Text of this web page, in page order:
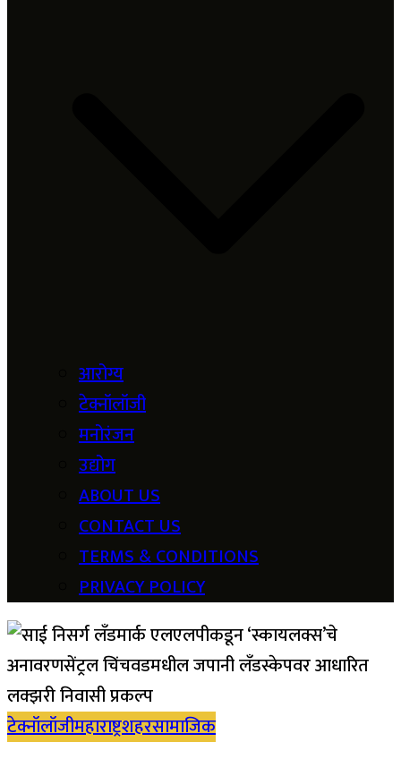
आरोग्य
टेक्नॉलॉजी
मनोरंजन
उद्योग
ABOUT US
CONTACT US
TERMS & CONDITIONS
PRIVACY POLICY
टेक्नॉलॉजीमहाराष्ट्रशहरसामाजिक